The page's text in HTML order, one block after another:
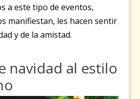
a este tipo de eventos,
manifiestan, les hacen sentir
y de la amistad.
navidad al estilo